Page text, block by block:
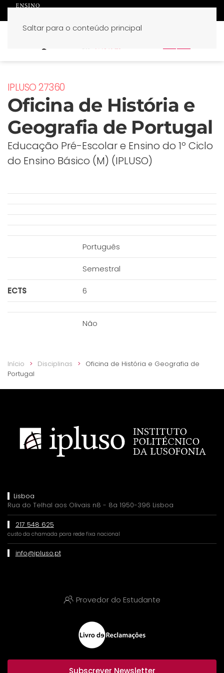
Saltar para o conteúdo principal
IPLUSO 27360
Oficina de História e
Geografia de Portugal
Educação Pré-Escolar e Ensino do 1º Ciclo
do Ensino Básico (M) (IPLUSO)
Português
Semestral
ECTS 6
Não
Início Disciplinas
Oficina de História e Geografia de
Portugal
Lisboa
Rua do Telhal aos Olivais n8 - 8a 1950-396 Lisboa
217 548 625
custo da chamada para rede fixa nacional
info@ipluso.pt
Provedor do Estudante
Subscrever Newsletter